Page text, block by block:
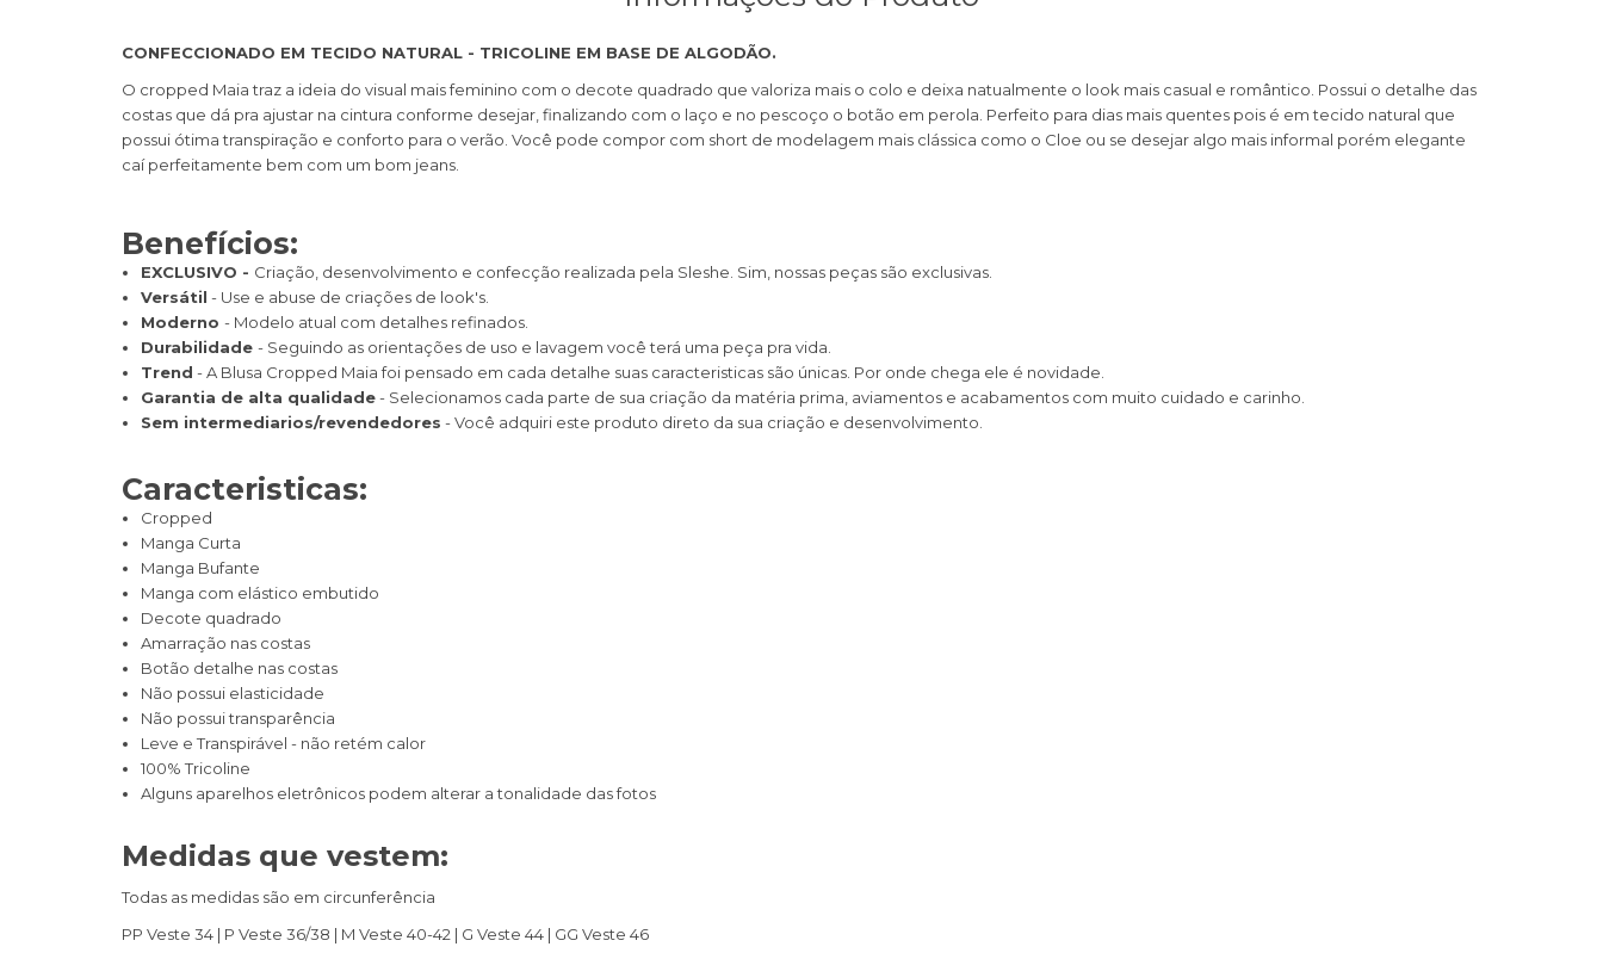
CONFECCIONADO EM TECIDO NATURAL - TRICOLINE EM BASE DE ALGODÃO.
O cropped Maia traz a ideia do visual mais feminino com o decote quadrado que valoriza mais o colo e deixa natualmente o look mais casual e romântico. Possui o detalhe das
costas que dá pra ajustar na cintura conforme desejar, finalizando com o laço e no pescoço o botão em perola. Perfeito para dias mais quentes pois é em tecido natural que
possui ótima transpiração e conforto para o verão. Você pode compor com short de modelagem mais clássica como o Cloe ou se desejar algo mais informal porém elegante
caí perfeitamente bem com um bom jeans.
Benefícios:
EXCLUSIVO - Criação, desenvolvimento e confecção realizada pela Sleshe. Sim, nossas peças são exclusivas.
Versátil - Use e abuse de criações de look's.
Moderno - Modelo atual com detalhes refinados.
Durabilidade - Seguindo as orientações de uso e lavagem você terá uma peça pra vida.
Trend - A Blusa Cropped Maia foi pensado em cada detalhe suas caracteristicas são únicas. Por onde chega ele é novidade.
Garantia de alta qualidade- Selecionamos cada parte de sua criação da matéria prima, aviamentos e acabamentos com muito cuidado e carinho.
Sem intermediarios/revendedores - Você adquiri este produto direto da sua criação e desenvolvimento.
Caracteristicas:
Cropped
Manga Curta
Manga Bufante
Manga com elástico embutido
Decote quadrado
Amarração nas costas
Botão detalhe nas costas
Não possui elasticidade
Não possui transparência
Leve e Transpirável - não retém calor
100% Tricoline
Alguns aparelhos eletrônicos podem alterar a tonalidade das fotos
Medidas que vestem:
Todas as medidas são em circunferência
PP Veste 34 | P Veste 36/38 | M Veste 40-42 | G Veste 44 | GG Veste 46